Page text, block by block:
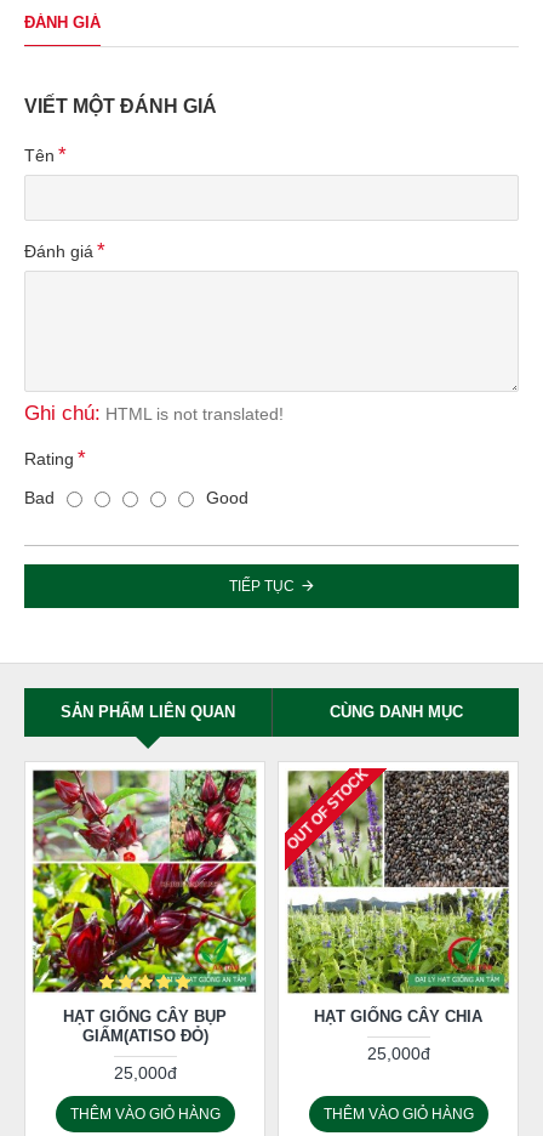
ĐÁNH GIÁ
VIẾT MỘT ĐÁNH GIÁ
Tên
Đánh giá
Ghi chú: HTML is not translated!
Rating
Bad
Good
TIẾP TỤC
SẢN PHẨM LIÊN QUAN CÙNG DANH MỤC
HẠT GIỐNG CÂY BỤP
GIẤM(ATISO ĐỎ)
25,000đ
THÊM VÀO GIỎ HÀNG
OUT OF STOCK
HẠT GIỐNG CÂY CHIA
25,000đ
THÊM VÀO GIỎ HÀNG